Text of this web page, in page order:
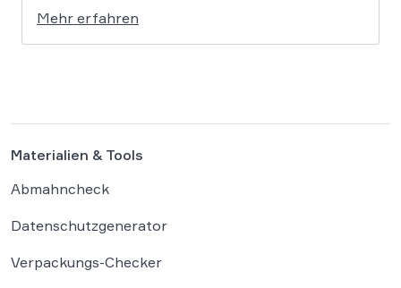
was die DFL dringend nachbessern muss. Das
Bundeskartellamt (BKartA) hat den Deutsche
Mehr erfahren
Materialien & Tools
Abmahncheck
Datenschutzgenerator
Verpackungs-Checker